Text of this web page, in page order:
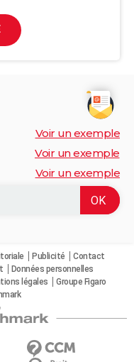
Voir un exemple
Voir un exemple
Voir un exemple
Publicité
Contact
Données personnelles
légales
Groupe Figaro